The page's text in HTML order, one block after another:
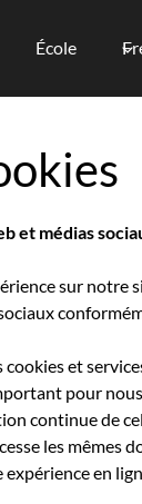
École
et médias
sur notre
et
pour
continue de
cesse les
en